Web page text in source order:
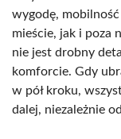
wygodę,
mieście, jak i poza
nie jest drobny
komforcie. Gdy
w pół kroku,
dalej, niezależnie